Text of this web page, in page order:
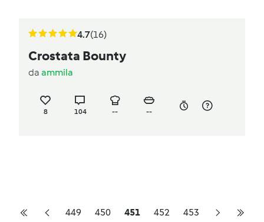
4.7(16)
Crostata Bounty
da ammila
8 104 -- --
449 450 451 452 453